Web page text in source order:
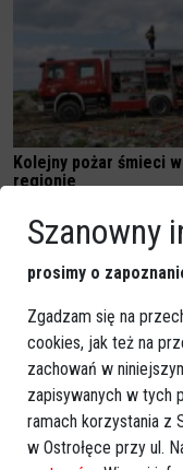
Kolejny pożar śmieci w
regionie
Pożar w Szkole
nr 10. Ewakuowano
osób [ZDJĘCIA]
Szanowny
prosimy o
Zgadzam się na
cookies, jak też na
zachowań w
zapisywanych w tych
ramach korzystania z
w Ostrołęce przy ul.